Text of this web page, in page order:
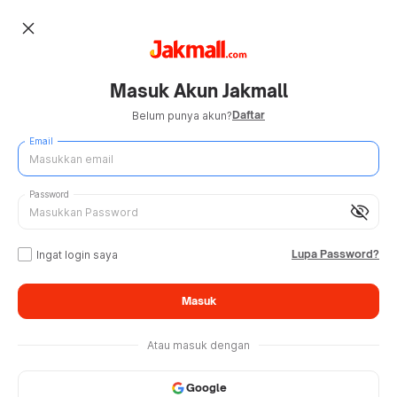
close
Masuk Akun Jakmall
Belum punya akun?Daftar
Email
visibility_off
Password
Ingat login saya Lupa Password?
Masuk
Atau masuk dengan
Google